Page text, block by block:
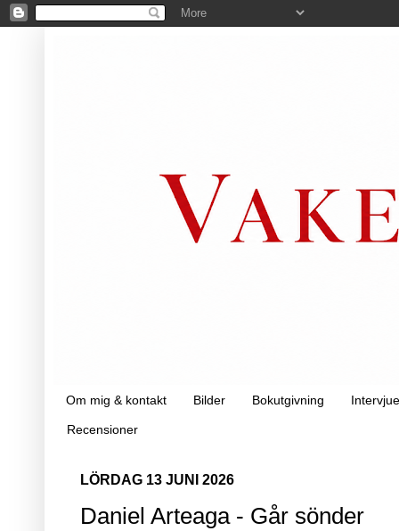
Om mig & kontakt Bilder Bokutgivning
Recensioner
LÖRDAG 13 JUNI 2026
Daniel Arteaga - Går sönder